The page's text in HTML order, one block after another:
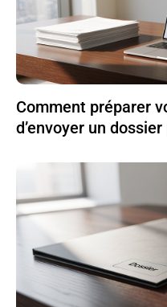
Comment préparer
d’envoyer un